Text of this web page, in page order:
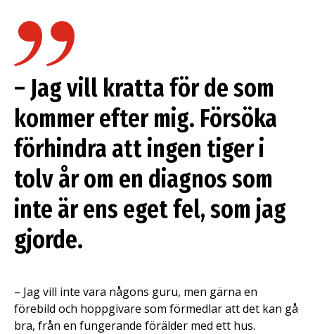
– Jag vill kratta för de som
kommer efter mig. Försöka
förhindra att ingen tiger i
tolv år om en diagnos som
inte är ens eget fel, som jag
gjorde.
– Jag vill inte vara någons guru, men gärna en
förebild och hoppgivare som förmedlar att det kan gå
bra, från en fungerande förälder med ett hus.